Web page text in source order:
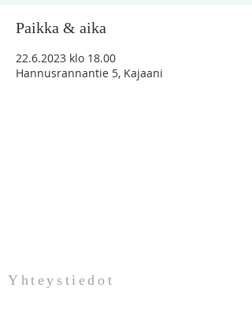
Paikka & aika
22.6.2023 klo 18.00
Hannusrannantie 5, Kajaani
Yhteystiedot